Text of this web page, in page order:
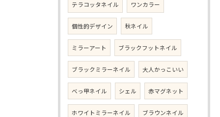
テラコッタネイル ワンカラー
個性的デザイン 秋ネイル
ミラーアート ブラックフットネイル
ブラックミラーネイル 大人かっこいい
べっ甲ネイル シェル 赤マグネット
ホワイトミラーネイル ブラウンネイル